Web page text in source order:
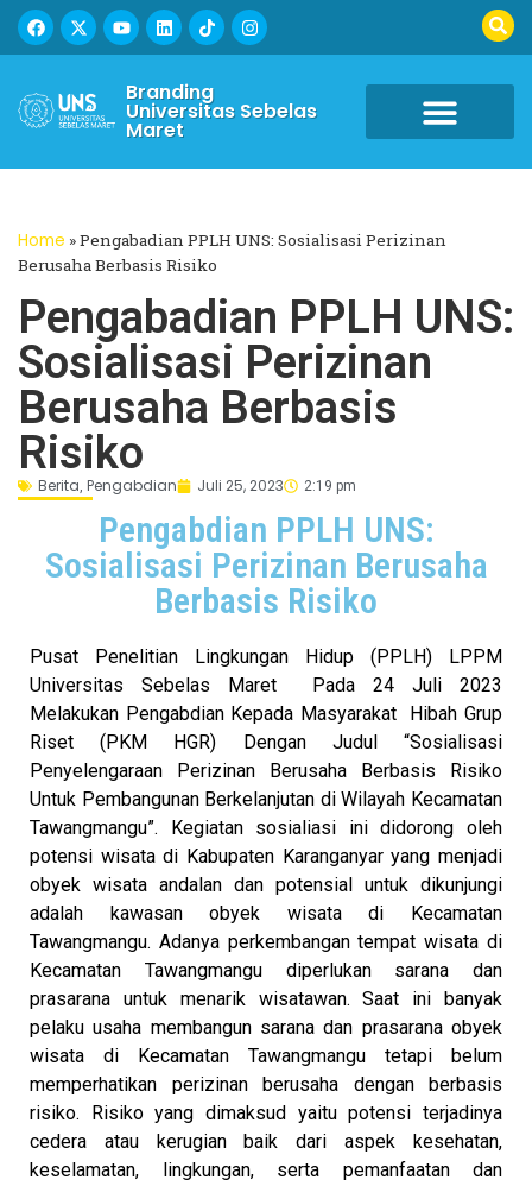
Branding
Universitas Sebelas
Maret
Home »Pengabadian PPLH UNS: Sosialisasi Perizinan
Berusaha Berbasis Risiko
Pengabadian PPLH UNS:
Sosialisasi Perizinan
Berusaha Berbasis
Risiko
Berita, Pengabdian Juli 25, 2023 2:19 pm
Pengabdian PPLH UNS:
Sosialisasi Perizinan Berusaha
Berbasis Risiko
Pusat Penelitian Lingkungan Hidup (PPLH) LPPM
Universitas Sebelas Maret Pada 24 Juli 2023
Melakukan Pengabdian Kepada Masyarakat Hibah Grup
Riset (PKM HGR) Dengan Judul “Sosialisasi
Penyelengaraan Perizinan Berusaha Berbasis Risiko
Untuk Pembangunan Berkelanjutan di Wilayah Kecamatan
Tawangmangu”. Kegiatan sosialiasi ini didorong oleh
potensi wisata di Kabupaten Karanganyar yang menjadi
obyek wisata andalan dan potensial untuk dikunjungi
adalah kawasan obyek wisata di Kecamatan
Tawangmangu. Adanya perkembangan tempat wisata di
Kecamatan Tawangmangu diperlukan sarana dan
prasarana untuk menarik wisatawan. Saat ini banyak
pelaku usaha membangun sarana dan prasarana obyek
wisata di Kecamatan Tawangmangu tetapi belum
memperhatikan perizinan berusaha dengan berbasis
risiko. Risiko yang dimaksud yaitu potensi terjadinya
cedera atau kerugian baik dari aspek kesehatan,
keselamatan, lingkungan, serta pemanfaatan dan